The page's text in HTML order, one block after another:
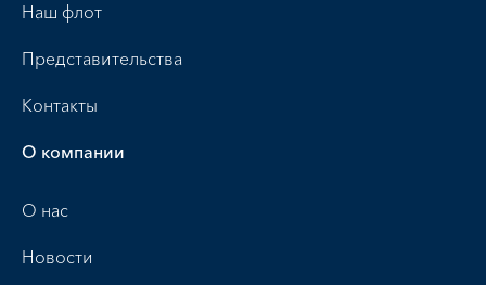
Наш флот
Представительства
Контакты
О компании
О нас
Новости